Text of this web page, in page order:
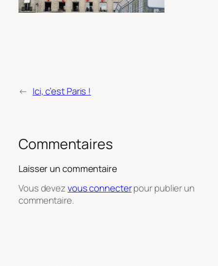
← Ici, c’est Paris !
Commentaires
Laisser un commentaire
Vous devezvous connecterpour publier un
commentaire.